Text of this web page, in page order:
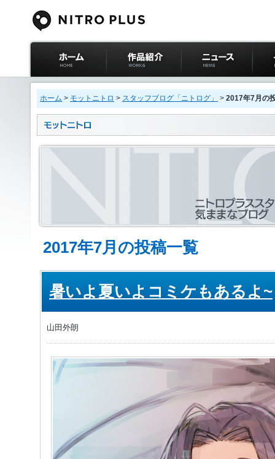
ニトロプラス公式
サイト ホーム
作品紹介 ニュース イベ
ホーム > モットニトロ > スタッフブログ「ニトログ」 > 2017年7月の
2017年7月の投稿一覧
暑いよ夏いよコミケもあるよ~
山田外朗